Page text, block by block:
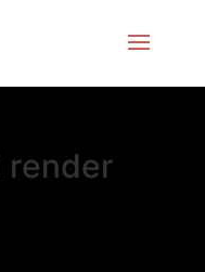
render